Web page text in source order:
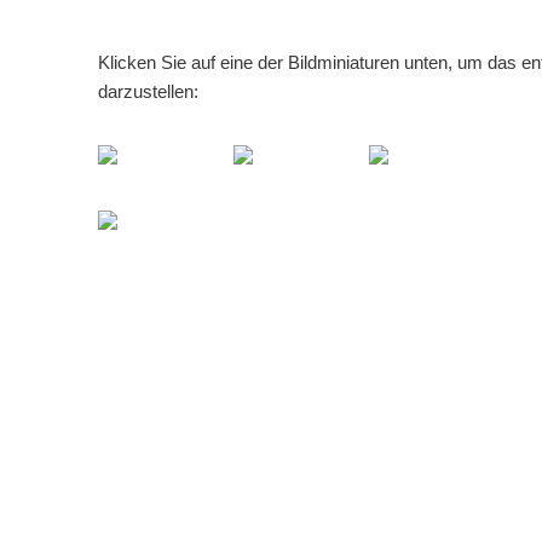
Klicken Sie auf eine der Bildminiaturen unten, um das
darzustellen: